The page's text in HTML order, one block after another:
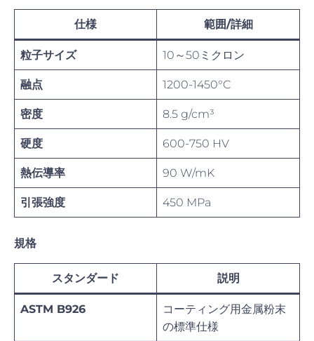
仕様 範囲/詳細
粒子サイズ 10～50ミクロン
融点 1200-1450°C
密度 8.5 g/cm³
硬度 600-750 HV
熱伝導率 90 W/mK
引張強度 450 MPa
規格
スタンダード 説明
ASTM B926
コーティング用金属粉末
の標準仕様